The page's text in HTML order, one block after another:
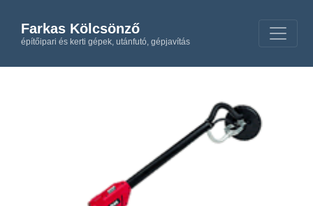
Farkas Kölcsönző
építőipari és kerti gépek, utánfutó, gépjavítás